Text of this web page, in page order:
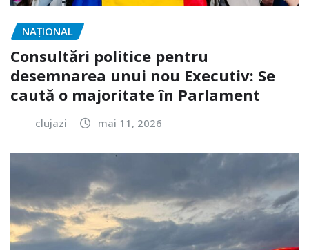
NAŢIONAL
Consultări politice pentru
desemnarea unui nou Executiv: Se
caută o majoritate în Parlament
clujazi mai 11, 2026